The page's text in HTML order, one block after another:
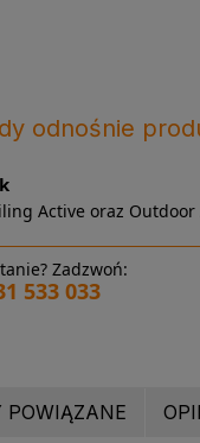
odnośnie
Active oraz Outdoor
Zadzwoń:
533 033
POWIĄZANE